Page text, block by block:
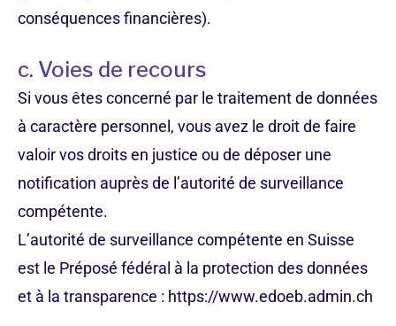
conséquences financières).
c. Voies de recours
Si vous êtes concerné par le traitement de données
à caractère personnel, vous avez le droit de faire
valoir vos droits en justice ou de déposer une
notification auprès de l’autorité de surveillance
compétente.
L’autorité de surveillance compétente en Suisse
est le Préposé fédéral à la protection des données
et à la transparence : https://www.edoeb.admin.ch